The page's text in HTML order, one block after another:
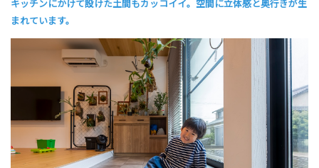
キッチンにかけて設けた土間もカッコイイ。空間に立体感と奥行きが生
まれています。